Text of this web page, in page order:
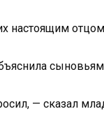
настоящим
— сказал